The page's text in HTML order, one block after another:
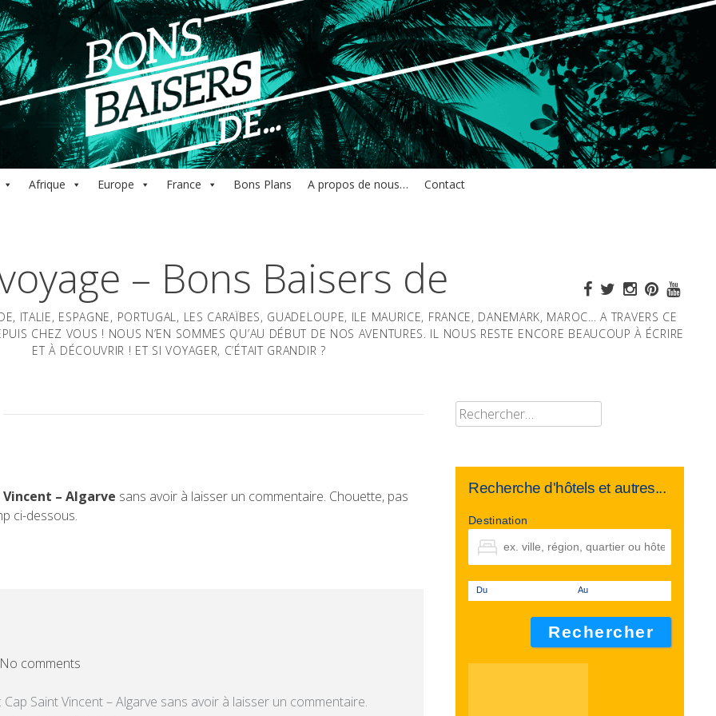
Afrique Europe France Bons Plans A propos de nous… Contact
– Bons Baisers de
ITALIE, ESPAGNE, PORTUGAL, LES CARAÏBES, GUADELOUPE, ILE MAURICE, FRANCE, DANEMARK, MAROC… A TRAVERS CE
CHEZ VOUS ! NOUS N’EN SOMMES QU’AU DÉBUT DE NOS AVENTURES. IL NOUS RESTE ENCORE BEAUCOUP À ÉCRIRE
ET À DÉCOUVRIR ! ET SI VOYAGER, C’ÉTAIT GRANDIR ?
Vincent – Algarve sans avoir à laisser un commentaire. Chouette, pas
ci-dessous.
No comments
Saint Vincent – Algarve sans avoir à laisser un commentaire.
Rechercher :
Recherche d'hôtels et autres...
Destination
Du Au